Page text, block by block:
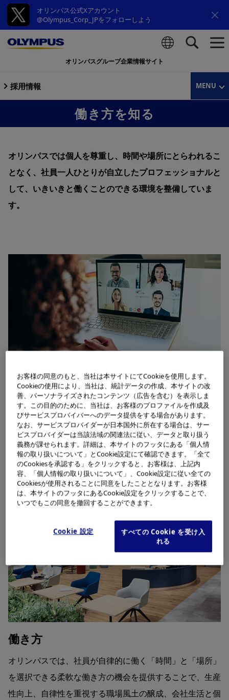
オリンパス公式Xアカウント
@Olympus_Corp_JPをフォローしよう
オリンパスグループ企業情報サイト
採用情報 MENU
働き方を知る
オリンパスでは個人を尊重し、時間や場所にとらわれるこ
となく、 社員一人ひとりが自立したプロフェッショナルと
して、いきいきと働くことのできる環境を整備していま
す。
人材マネジメント
オリンパスは、国や地域にとらわれない適所適材な人員配
置を実現すべく、グローバルレベルでの人材マネジメント
施策に取り組んでいます。
詳細を見る
働き方
オリンパスでは、社員が自律的に働く「時間」と「場所」
を選択できる柔軟な働き方の機会を提供することで、生産
性向上、自律性を重視する職場風土の醸成、会社生活と個
お客様の同意のもと、当社は本サイトにてCookieを使用します。
Cookieの使用により、当社は、統計データの作成、本サイトの改
善、パーソナライズされたコンテンツ（広告を含む）を表示しま
す。この目的のために、当社は、お客様のプロファイルを作成及
びサービスプロバイバーへのデータ提供をする場合があります。
なお、サービスプロバイダーが日本国外に所在する場合は、サー
ビスプロバイダーは当該法域の関連法に従い、データと取り扱う
義務が課せられます。詳細は、本サイトのフッタにある「個人情
報の取り扱いについて」とCookie設定にて確認できます。「全て
のCookiesを承認する」をクリックすると、お客様は、上記内
容、「個人情報の取り扱いについて」、Cookie設定に従い全ての
Cookiesが使用されることに同意をしたこととなります。お客様
は、本サイトのフッタにあるCookie設定をクリックすることで、
いつでもこの同意を撤回することができます。
Cookie 設定
すべての Cookie を受け入
れる